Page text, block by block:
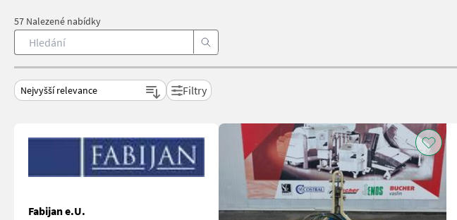
57 Nalezené nabídky
Filtry
Fabijan e.U.